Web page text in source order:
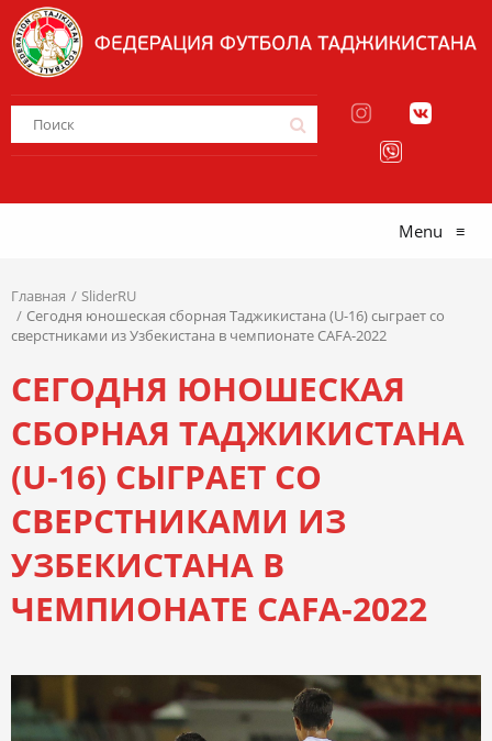
Menu ≡
Главная
SliderRU
Сегодня юношеская сборная Таджикистана (U-16) сыграет со
сверстниками из Узбекистана в чемпионате CAFA-2022
СЕГОДНЯ ЮНОШЕСКАЯ
СБОРНАЯ ТАДЖИКИСТАНА
(U-16) СЫГРАЕТ СО
СВЕРСТНИКАМИ ИЗ
УЗБЕКИСТАНА В
ЧЕМПИОНАТЕ CAFA-2022